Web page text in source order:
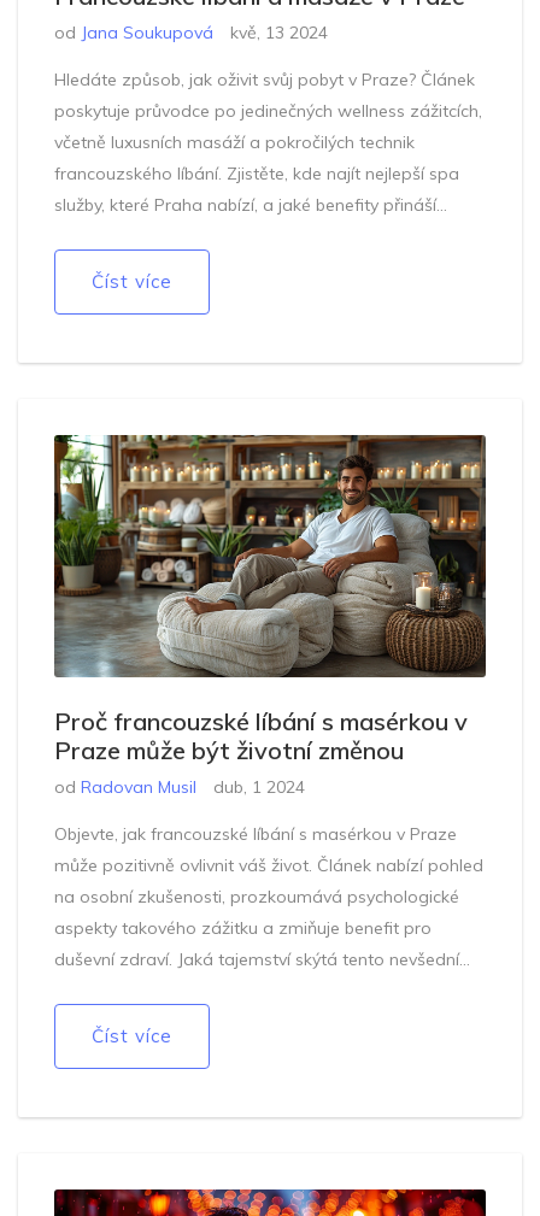
od Jana Soukupová kvě, 13 2024
Hledáte způsob, jak oživit svůj pobyt v Praze? Článek
poskytuje průvodce po jedinečných wellness zážitcích,
včetně luxusních masáží a pokročilých technik
francouzského líbání. Zjistěte, kde najít nejlepší spa
služby, které Praha nabízí, a jaké benefity přináší
Přináší praktické tipy pro maximální užitek z těchto
Číst více
Proč francouzské líbání s masérkou v
Praze může být životní změnou
od Radovan Musil dub, 1 2024
Objevte, jak francouzské líbání s masérkou v Praze
může pozitivně ovlivnit váš život. Článek nabízí pohled
na osobní zkušenosti, prozkoumává psychologické
aspekty takového zážitku a zmiňuje benefit pro
duševní zdraví. Jaká tajemství skýtá tento nevšední
bucket list?
Číst více